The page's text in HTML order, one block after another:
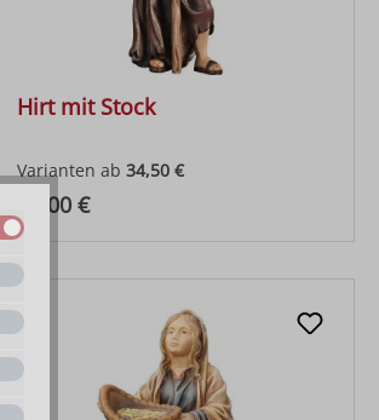
Hirt mit Stock
Varianten ab 34,50 €
Regulärer Preis:
91,00 €